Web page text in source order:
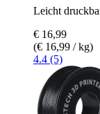
Leicht
€ 16,99
(€ 16,99 / kg)
4.4 (5)